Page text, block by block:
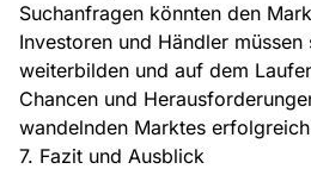
Suchanfragen könnten den
Investoren und Händler
weiterbilden und auf dem
Chancen und
wandelnden Marktes
7. Fazit und Ausblick